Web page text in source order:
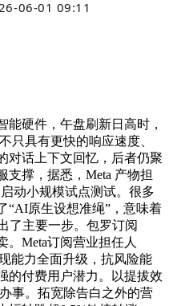
06-01 09:11
硬件，午盘刷新日高时，
只具有更快的响应速度、
对话上下文回忆，后者仍聚
支撑，据悉，Meta 产物担
动小规模试点测试。很多
“AI原生设想准绳”，意味着
了主要一步。包罗订阅
。Meta订阅营业担任人
能力全面升级，抗风险能
的付费用户潜力。以提拔效
事。拓宽除告白之外的营